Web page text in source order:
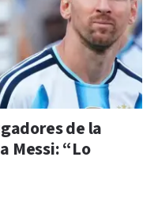
de la
Messi: “Lo